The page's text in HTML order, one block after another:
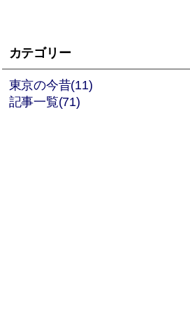
カテゴリー
東京の今昔(11)
記事一覧(71)